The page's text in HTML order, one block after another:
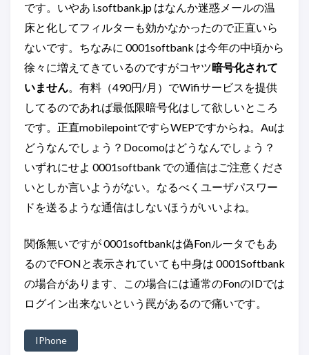
です。いやあ i.softbank.jp はなんか迷惑メールの温
床と化してフィルターも効かなかったので正直いら
ないです。ちなみに 0001softbank は今年の中頃から
徐々に増えてきているのですがコヤツ暗号化されて
いません。有料（490円/月）でWifiサービスを提供
してるのであれば最低限暗号化はして欲しいところ
です。正直mobilepointですらWEPですからね。Auは
どうなんでしょう？Docomoはどうなんでしょう？
いずれにせよ 0001softbank での通信はご注意くださ
いとしか言いようがない。なるべくユーザパスワー
ドを送るような通信はしないほうがいいよね。
関係無いですが 0001softbankは偽Fonルータでもあ
るのでFONと表示されていても中身は 0001Softbank
の場合があります、この場合には通常のFonのIDでは
ログイン出来ないという罠があるので痛いです。
IPhone